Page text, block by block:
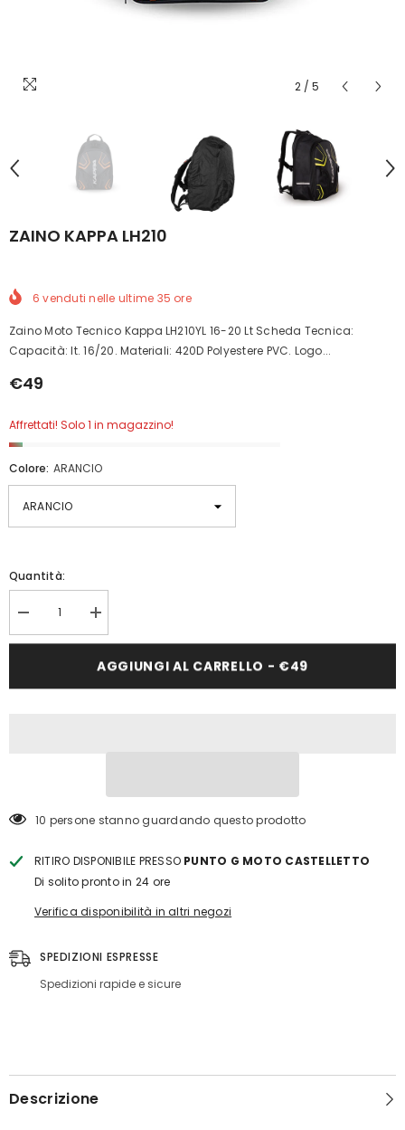
2 / 5
ZAINO KAPPA LH210
6 venduti nelle ultime 35 ore
Zaino Moto Tecnico Kappa LH210YL 16-20 Lt Scheda Tecnica:
Capacità: lt. 16/20. Materiali: 420D Polyestere PVC. Logo...
€49
Affrettati! Solo 1 in magazzino!
Colore: ARANCIO
Quantità:
Diminuisci
quantità
per
LH210
Aumenta
quantità
per
ZAINO
KAPPA
LH210
AGGIUNGI AL CARRELLO - €49
18 persone stanno guardando questo prodotto
RITIRO DISPONIBILE PRESSO PUNTO G MOTO CASTELLETTO
Di solito pronto in 24 ore
Verifica disponibilità in altri negozi
SPEDIZIONI ESPRESSE
Spedizioni rapide e sicure
Descrizione